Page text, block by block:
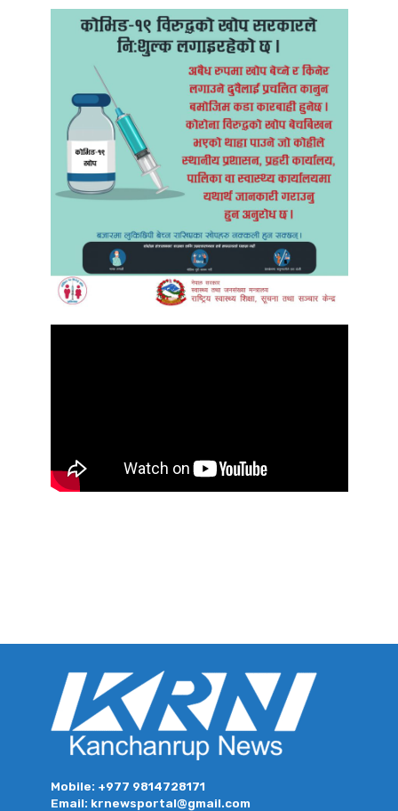
Mobile: +977 9814728171
Email: krnewsportal@gmail.com